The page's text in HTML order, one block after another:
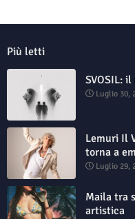
Più letti
SVOSIL: il
Luglio 30,
Lemuri Il
torna a
Luglio 29,
Maila tra
artistica